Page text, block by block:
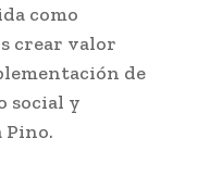
como
crear valor
de
social y
Pino.